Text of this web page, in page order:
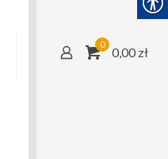
0
0,00 zł